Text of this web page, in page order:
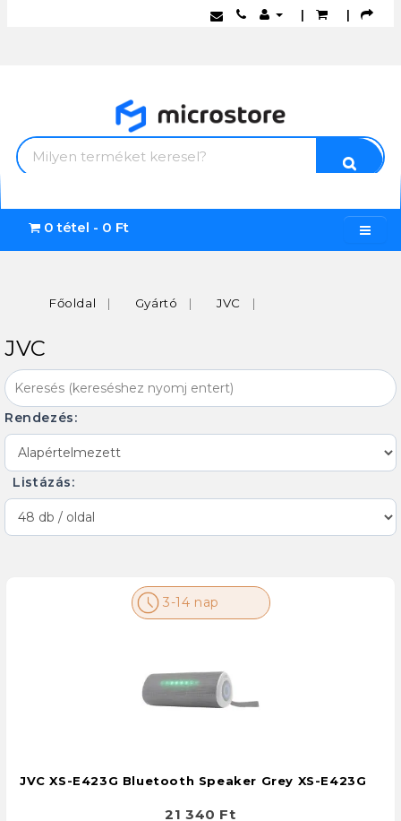
| |
0 tétel - 0 Ft
Főoldal Gyártó JVC
JVC
Rendezés:
Listázás:
3-14 nap
JVC XS-E423G Bluetooth Speaker Grey XS-E423G
21 340 Ft